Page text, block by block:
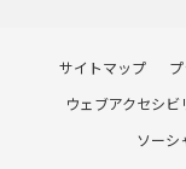
サイトマップ
ウェブアクセシ
ソーシ